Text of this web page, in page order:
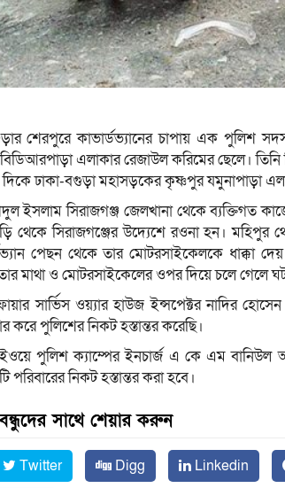
শেরপুরে কাভার্ডভ্যানের চাপায় এক পুলিশ
এলাকার রেজাউল করিমের ছেলে। তিনি
ঢাকা-বগুড়া মহাসড়কের কৃষ্ণপুর যমুনাপাড়া
ইসলাম সিরাজগঞ্জ জেলখানা থেকে ব্যক্তিগত
থেকে সিরাজগঞ্জের উদ্যেশে রওনা হন।
পেছন থেকে তার মোটরসাইকেলকে ধাক্কা
তার মাথা ও মোটরসাইকেলের ওপর দিয়ে চলে গেলে
সার্ভিস ওয়্যার হাউজ ইন্সপেক্টর নাদির
করে পুলিশের নিকট হস্তান্তর করেছি।
পুলিশ ক্যাম্পের ইনচার্জ এ কে এম বানিউল
পরিবারের নিকট হস্তান্তর করা হবে।
সাথে শেয়ার করুন
Twitter Digg Linkedin